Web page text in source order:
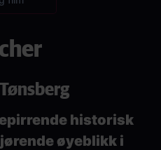
historisk
øyeblikk i